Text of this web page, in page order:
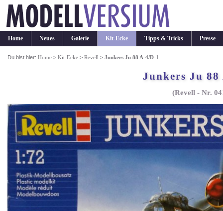
Home Neues Galerie Kit-Ecke Tipps & Tricks Presse
Du bist hier:Home >Kit-Ecke >Revell >Junkers Ju 88 A-4/D-1
Junkers Ju 88
(Revell - Nr.